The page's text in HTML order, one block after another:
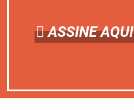
ASSINE AQUI